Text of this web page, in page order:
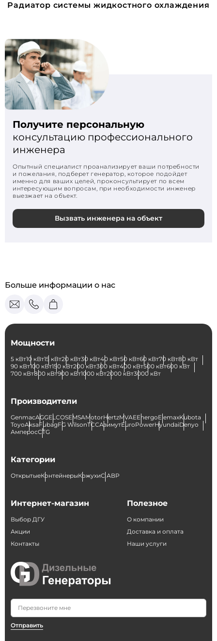
Радиатор системы жидкостного охлаждения
Получите персональную
консультацию профессионального
инженера
Опытный специалист проанализирует ваши потребности
и пожелания, подберет генератор, которое подойдет
именно для ваших целей, проконсультирует по всем
интересующим вопросам, при необходимости инженер
выезжает на объект.
Вызвать инженера на объект
Больше информации о нас
Мощности
5 кВт10 кВт15 кВт20 кВт30 кВт40 кВт50 кВт60 кВт70 кВт80 кВт
90 кВт100 кВт150 кВт200 кВт300 кВт400 кВт500 кВт600 кВт
700 кВт800 кВт900 кВт1000 кВт2000 кВт3000 кВт
Производители
GenmacAGGELCOSEMSAMotorHertzMVAEEnergoElemaxKubota
ToyoAksaFubagFG WilsonТССАзимутEuroPowerHyundaiDenyo
АмперосCTG
Категории
ОткрытыеКонтейнерыКожухиС АВР
Интернет-магазин
Выбор ДГУ
Акции
Контакты
Отправить
Полезное
О компании
Доставка и оплата
Наши услуги